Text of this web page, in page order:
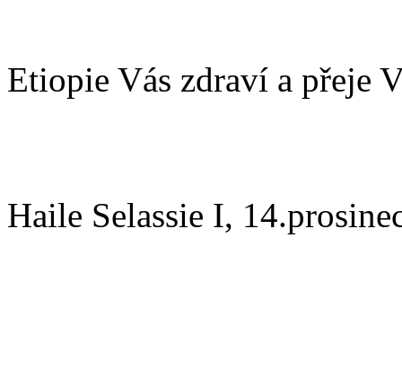
Etiopie Vás zdraví a přeje
Haile Selassie I,